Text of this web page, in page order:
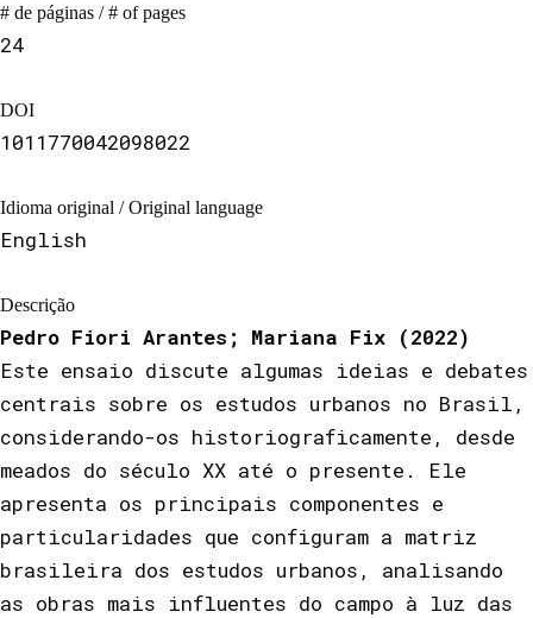
# de páginas / # of pages
24
DOI
1011770042098022
Idioma original / Original language
English
Descrição
Pedro Fiori Arantes; Mariana Fix (2022)
Este ensaio discute algumas ideias e debates
centrais sobre os estudos urbanos no Brasil,
considerando-os historiograficamente, desde
meados do século XX até o presente. Ele
apresenta os principais componentes e
particularidades que configuram a matriz
brasileira dos estudos urbanos, analisando
as obras mais influentes do campo à luz das